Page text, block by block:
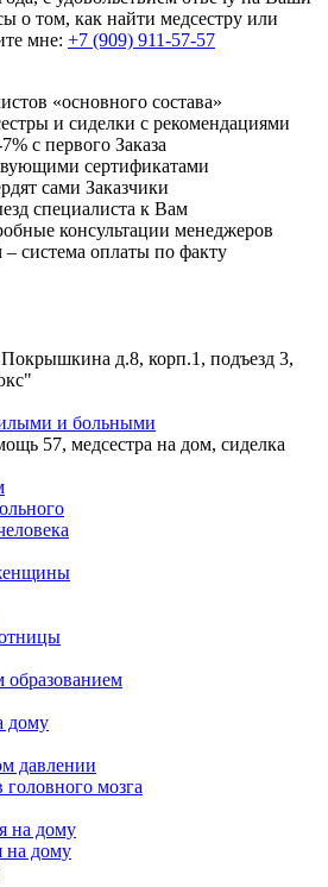
о том, как найти медсестру или
мне: +7 (909) 911-57-57
«основного состава»
и сиделки с рекомендациями
с первого Заказа
сертификатами
сами Заказчики
специалиста к Вам
консультации менеджеров
– система оплаты по факту
д.8, корп.1, подъезд 3,
и больными
57, медсестра на дом, сиделка
дому
давлении
мозга
на дому
на дому